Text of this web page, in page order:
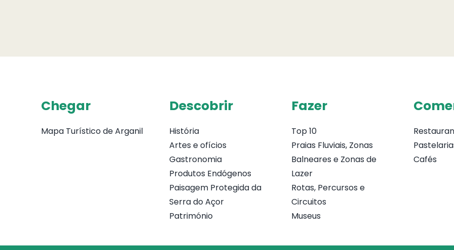
Chegar
Mapa Turístico de Arganil
Descobrir
História
Artes e ofícios
Gastronomia
Produtos Endógenos
Paisagem Protegida da
Serra do Açor
Património
Fazer
Top 10
Praias Fluviais, Zonas
Balneares e Zonas de
Lazer
Rotas, Percursos e
Circuitos
Museus
Cafés